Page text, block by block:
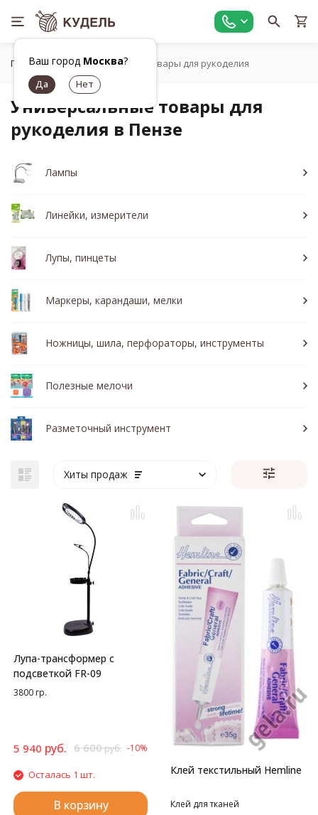
Ваш город Москва?
Главная Универсальные товары для рукоделия
Универсальные товары для
рукоделия в Пензе
Лампы
Линейки, измерители
Лупы, пинцеты
Маркеры, карандаши, мелки
Ножницы, шила, перфораторы, инструменты
Полезные мелочи
Разметочный инструмент
Хиты продаж
Лупа-трансформер с
подсветкой FR-09
3800 гр.
5 940 руб. 6 600руб. -10%
Осталась 1 шт.
В корзину
Клей текстильный Hemline
Клей для тканей